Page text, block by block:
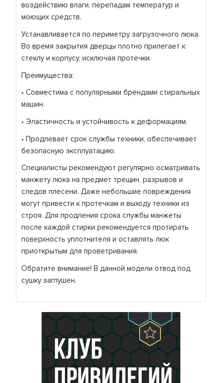
воздействию влаги, перепадам температур и
моющих средств.
Устанавливается по периметру загрузочного люка.
Во время закрытия дверцы плотно прилегает к
стеклу и корпусу, исключая протечки.
Преимущества:
• Совместима с популярными брендами стиральных
машин.
• Эластичность и устойчивость к деформациям.
• Продлевает срок службы техники, обеспечивает
безопасную эксплуатацию.
Специалисты рекомендуют регулярно осматривать
манжету люка на предмет трещин, разрывов и
следов плесени. Даже небольшие повреждения
могут привести к протечкам и выходу техники из
строя. Для продления срока службы манжеты
после каждой стирки рекомендуется протирать
поверхность уплотнителя и оставлять люк
приоткрытым для проветривания.
Обратите внимание! В данной модели отвод под
сушку заглушен.